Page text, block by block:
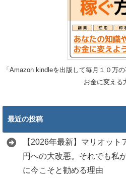
「Amazon kindleを出版して毎月１０万
お金に変える
最近の投稿
【2026年最新】マリオッ
円への大改悪。それでも私
に今こそと勧める理由